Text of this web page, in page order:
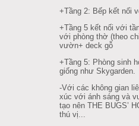
+Tầng 2: Bếp kết nối
+Tầng 5 kết nối với
với phòng thờ (theo
vườn+ deck gỗ
+Tầng 5: Phòng sinh
giống như Skygarden.
-Với các không gian
xúc với ánh sáng và
tạo nên THE BUGS’
thú vị...